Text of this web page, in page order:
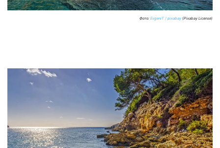
Фото: EvgeniT / pixabay (Pixabay License)